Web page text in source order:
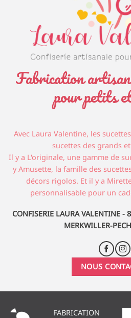
Fabrication
pour petits
Avec Laura Valentine, les
sucettes des grands
Il y a L'originale, une gamme de
y Amusette, la famille des
décors rigolos. Et il y a
personnalisable pour un
CONFISERIE LAURA VALENTINE -
MERKWILLER-
NOUS
FABRICATION